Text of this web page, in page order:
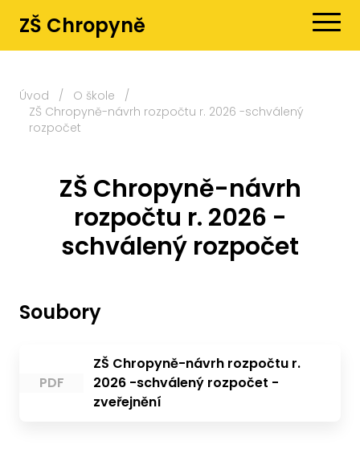
ZŠ Chropyně
Úvod / O škole
/
ZŠ Chropyně-návrh rozpočtu r. 2026 -schválený
rozpočet
ZŠ Chropyně-návrh
rozpočtu r. 2026 -
schválený rozpočet
Soubory
PDF
ZŠ Chropyně-návrh rozpočtu r.
2026 -schválený rozpočet -
zveřejnění